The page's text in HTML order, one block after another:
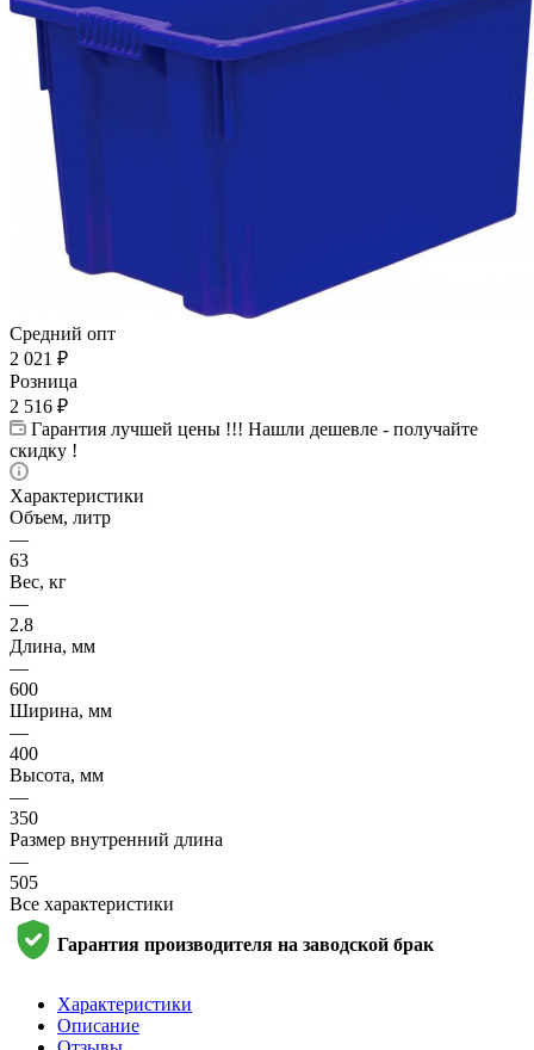
Средний опт
2 021 ₽
Розница
2 516 ₽
Гарантия лучшей цены !!! Нашли дешевле - получайте
скидку !
Характеристики
Объем, литр
—
63
Вес, кг
—
2.8
Длина, мм
—
600
Ширина, мм
—
400
Высота, мм
—
350
Размер внутренний длина
—
505
Все характеристики
Гарантия производителя на заводской брак
Характеристики
Описание